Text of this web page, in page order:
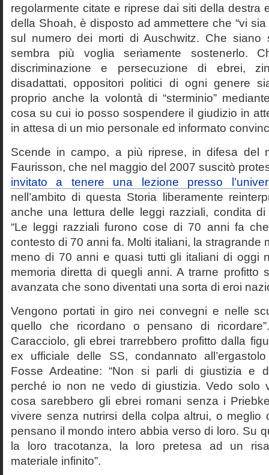
regolarmente citate e riprese dai siti della destra
della Shoah, è disposto ad ammettere che “vi
sul numero dei morti di Auschwitz. Che siano
sembra più voglia seriamente sostenerlo.
discriminazione e persecuzione di ebrei,
disadattati, oppositori politici di ogni genere
proprio anche la volontà di “sterminio”
cosa su cui io posso sospendere il giudizio in
in attesa di un mio personale ed informato
Scende in campo, a più riprese, in difesa del
Faurisson, che nel maggio del 2007 suscitò
invitato a tenere una lezione presso
nell’ambito di questa Storia liberamente
anche una lettura delle leggi razziali, condita di
“Le leggi razziali furono cose di 70 anni fa
contesto di 70 anni fa. Molti italiani, la stragrande
meno di 70 anni e quasi tutti gli italiani di oggi
memoria diretta di quegli anni. A trarne profitto
avanzata che sono diventati una sorta di eroi
Vengono portati in giro nei convegni e nelle
quello che ricordano o pensano di
Caracciolo, gli ebrei trarrebbero profitto dalla
ex ufficiale delle SS, condannato
Fosse Ardeatine: “Non si parli di giustizia e
perché io non ne vedo di giustizia. Vedo solo
cosa sarebbero gli ebrei romani senza i
vivere senza nutrirsi della colpa altrui, o meglio
pensano il mondo intero abbia verso di loro. Su
la loro tracotanza, la loro pretesa ad un
materiale infinito”.